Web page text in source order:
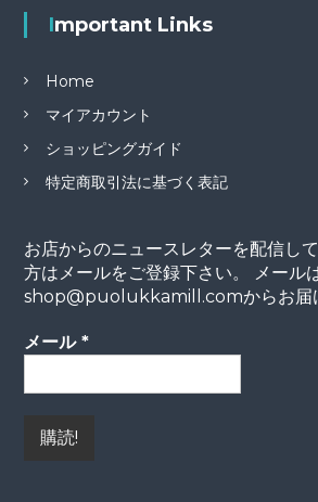
Important Links
Home
マイアカウント
ショッピングガイド
特定商取引法に基づく表記
お店からのニュースレターを配信し
方はメールをご登録下さい。 メール
shop@puolukkamill.comからお届
メール *